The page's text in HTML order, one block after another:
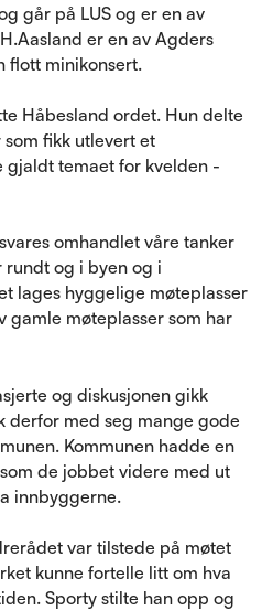
går på LUS og er en av
er en av Agders
flott minikonsert.
Håbesland ordet. Hun delte
fikk utlevert et
gjaldt temaet for kvelden -
omhandlet våre tanker
og i byen og i
lages hyggelige møteplasser
gamle møteplasser som har
og diskusjonen gikk
derfor med seg mange gode
Kommunen hadde en
de jobbet videre med ut
innbyggerne.
var tilstede på møtet
kunne fortelle litt om hva
Sporty stilte han opp og